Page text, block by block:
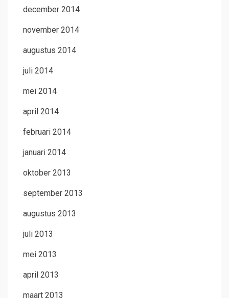
december 2014
november 2014
augustus 2014
juli 2014
mei 2014
april 2014
februari 2014
januari 2014
oktober 2013
september 2013
augustus 2013
juli 2013
mei 2013
april 2013
maart 2013